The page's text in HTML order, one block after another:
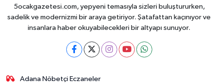
5ocakgazetesi.com, yepyeni temasıyla sizleri buluştururken,
sadelik ve modernizmi bir araya getiriyor. Şatafattan kaçınıyor ve
insanlara haber okuyabilecekleri bir altyapı sunuyor.
Adana Nöbetçi Eczaneler